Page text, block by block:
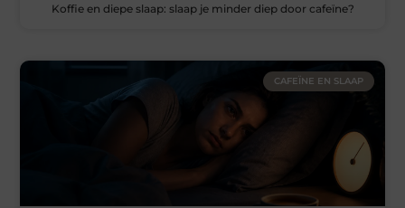
Koffie en diepe slaap: slaap je minder diep door cafeïne?
CAFEÏNE EN SLAAP